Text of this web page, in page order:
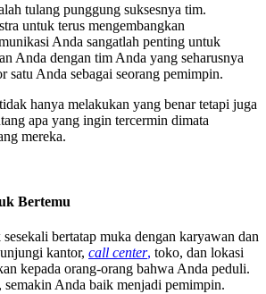
tulang punggung suksesnya tim.
untuk terus mengembangkan
Anda sangatlah penting untuk
Anda dengan tim Anda yang seharusnya
satu Anda sebagai seorang pemimpin.
hanya melakukan yang benar tetapi juga
apa yang ingin tercermin dimata
mereka.
Bertemu
bertatap muka dengan karyawan dan
kantor, call center, toko, dan lokasi
kepada orang-orang bahwa Anda peduli.
semakin Anda baik menjadi pemimpin.